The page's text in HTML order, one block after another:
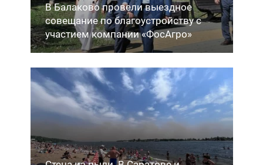
В Балаково провели выездное
совещание по благоустройству с
участием компании «ФосАгро»